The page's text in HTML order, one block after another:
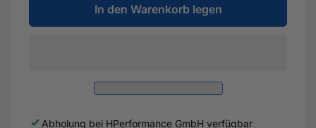
für
Polyharnstoff-
052
142
Menge
für
052
In den Warenkorb legen
Abholung bei HPerformance GmbH verfügbar